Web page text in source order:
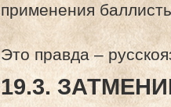
применения
Это правда –
19.3.